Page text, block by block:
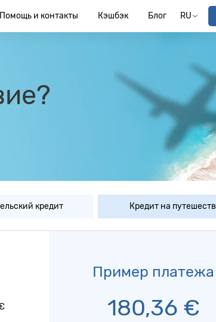
Помощь и контакты Кэшбэк Блог RU
кредит Кредит на
Пример платежа
180,36 €